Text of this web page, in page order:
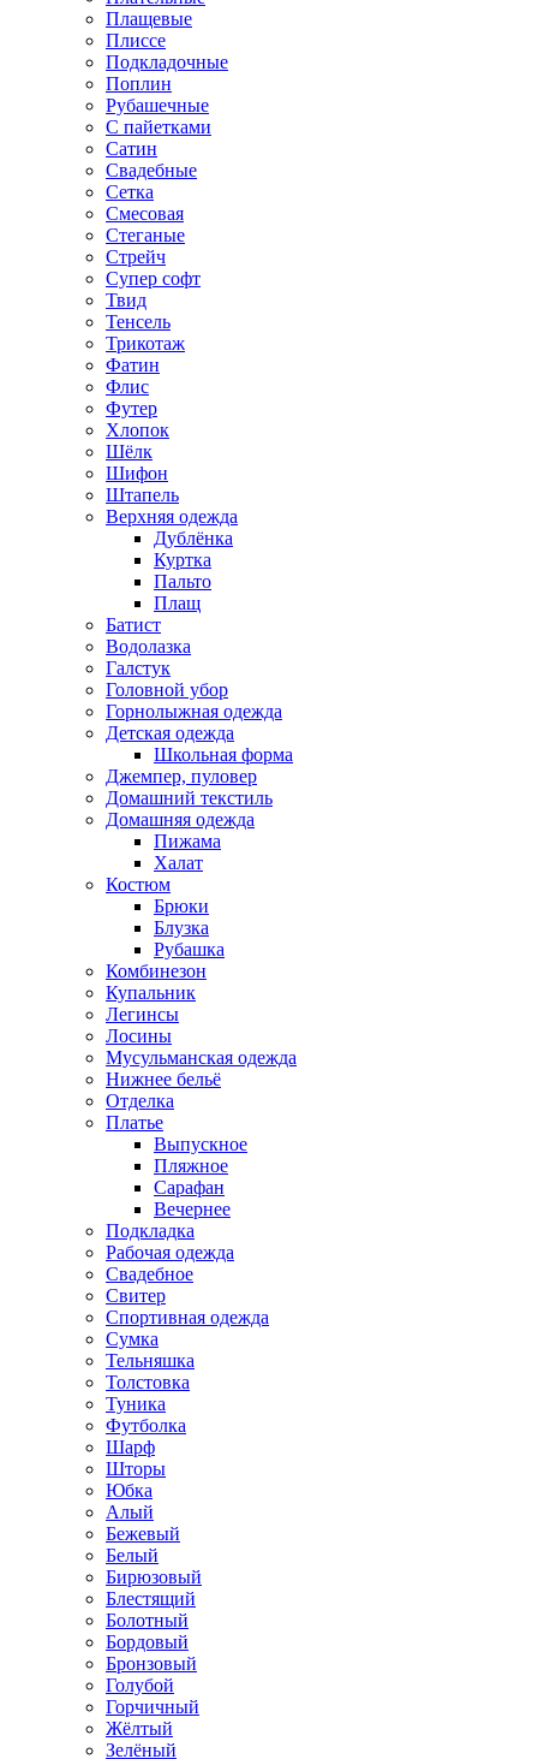
Плащевые
Плиссе
Подкладочные
Поплин
Рубашечные
С пайетками
Сатин
Свадебные
Сетка
Смесовая
Стеганые
Стрейч
Супер софт
Твид
Тенсель
Трикотаж
Фатин
Флис
Футер
Хлопок
Шёлк
Шифон
Штапель
Верхняя одежда
Дублёнка
Куртка
Пальто
Плащ
Батист
Водолазка
Галстук
Головной убор
Горнолыжная одежда
Детская одежда
Школьная форма
Джемпер, пуловер
Домашний текстиль
Домашняя одежда
Пижама
Халат
Костюм
Брюки
Блузка
Рубашка
Комбинезон
Купальник
Легинсы
Лосины
Мусульманская одежда
Нижнее бельё
Отделка
Платье
Выпускное
Пляжное
Сарафан
Вечернее
Подкладка
Рабочая одежда
Свадебное
Свитер
Спортивная одежда
Сумка
Тельняшка
Толстовка
Туника
Футболка
Шарф
Шторы
Юбка
Алый
Бежевый
Белый
Бирюзовый
Блестящий
Болотный
Бордовый
Бронзовый
Голубой
Горчичный
Жёлтый
Зелёный